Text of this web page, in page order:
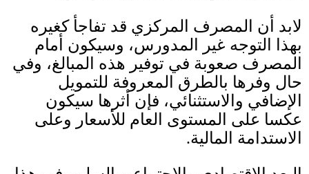
لابد أن المصرف المركزي قد تفاجأ كغيره
بهذا التوجه غير المدورس، وسيكون أمام
المصرف صعوبة في توفير هذه المبالغ، وفي
حال وفرها بالطرق المعروفة للتمويل
الإضافي والاستثنائي، فإن أثرها سيكون
عكسا على المستوى العام للأسعار وعلى
الاستدامة المالية.